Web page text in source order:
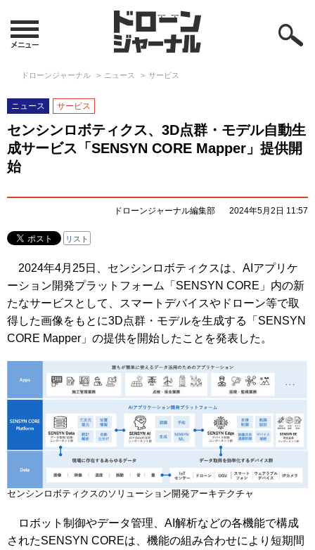
ドローンジャーナル ニュース サービス
ニュース サービス
センシンロボティクス、3D点群・モデル自動生
成サービス「SENSYN CORE Mapper」提供開
始
ドローンジャーナル編集部 2024年5月2日 11:57
リスト
2024年4月25日、センシンロボティクスは、AIアプリケ
ーション開発プラットフォーム「SENSYN CORE」内の新
たなサービスとして、スマートデバイスやドローン等で取
得した画像をもとに3D点群・モデルを生成する「SENSYN
CORE Mapper」の提供を開始したことを発表した。
センシンロボティクスのソリューション開発アーキテクチャ
ロボット制御やデータ管理、AI解析などの各機能で構成
されたSENSYN COREは、機能の組み合わせにより短期間